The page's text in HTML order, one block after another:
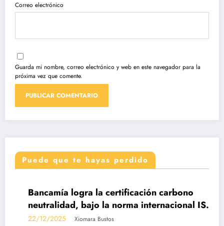
Correo electrónico
Guarda mi nombre, correo electrónico y web en este navegador para la
próxima vez que comente.
Puede que te hayas perdido
DESTACADAS
Bancamía logra la certificación carbono
neutralidad, bajo la norma internacional ISO
14068-1
22/12/2025 Xiomara Bustos